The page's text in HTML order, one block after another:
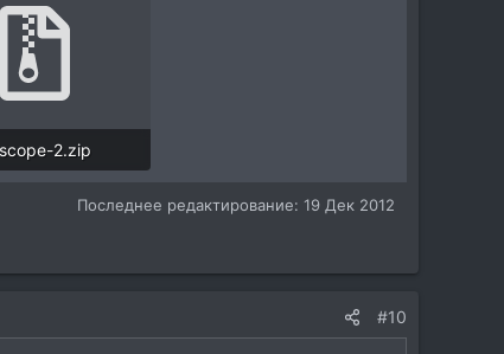
2.zip
Последнее редактирование: 19 Дек 2012
#10